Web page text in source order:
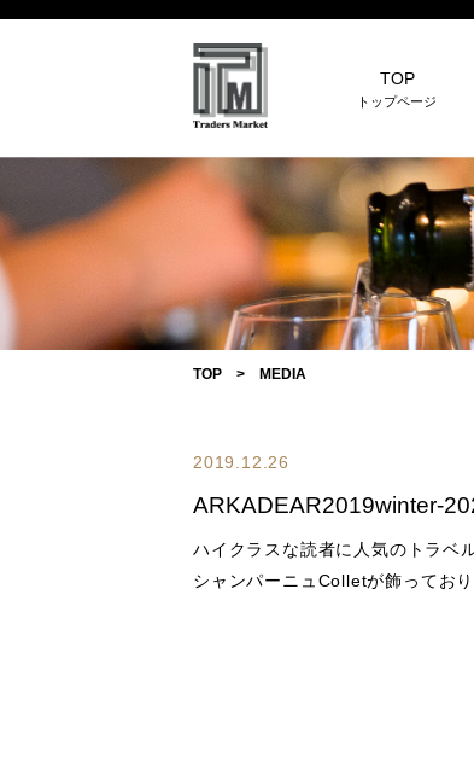
TOP
トップページ
TOP > MEDIA
2019.12.26
ARKADEAR2019winter-
ハイクラスな読者に人気のトラベ
シャンパーニュColletが飾っており